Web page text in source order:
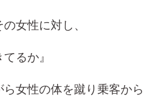
女性に対し、
るか』
ら女性の体を蹴り乗客から